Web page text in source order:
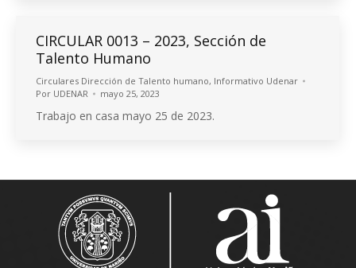
CIRCULAR 0013 – 2023, Sección de
Talento Humano
Circulares Dirección de Talento humano, Informativo Udenar
Por UDENAR mayo 25, 2023
Trabajo en casa mayo 25 de 2023.